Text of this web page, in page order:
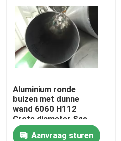
Aluminium ronde
buizen met dunne
wand 6060 H112
Grote diameter Sgs
And Astm Normen
Aanvraag sturen